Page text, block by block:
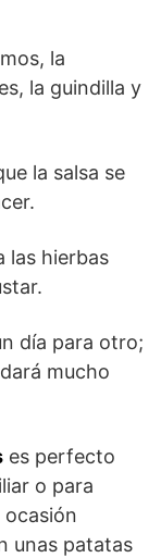
la
la guindilla y
la salsa se
las hierbas
día para otro;
mucho
es perfecto
o para
unas patatas